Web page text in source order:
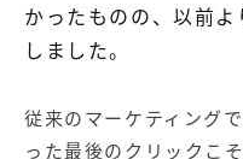
かったものの、以前
しました。
従来のマーケティング
った最後のクリックこ